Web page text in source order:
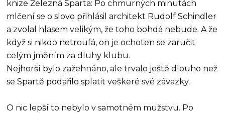
knize Železná Sparta: Po chmurných minutách
mlčení se o slovo přihlásil architekt Rudolf Schindler
a zvolal hlasem velikým, že toho bohdá nebude. A že
když si nikdo netroufá, on je ochoten se zaručit
celým jměním za dluhy klubu.
Nejhorší bylo zažehnáno, ale trvalo ještě dlouho než
se Spartě podařilo splatit veškeré své závazky.
O nic lepší to nebylo v samotném mužstvu. Po